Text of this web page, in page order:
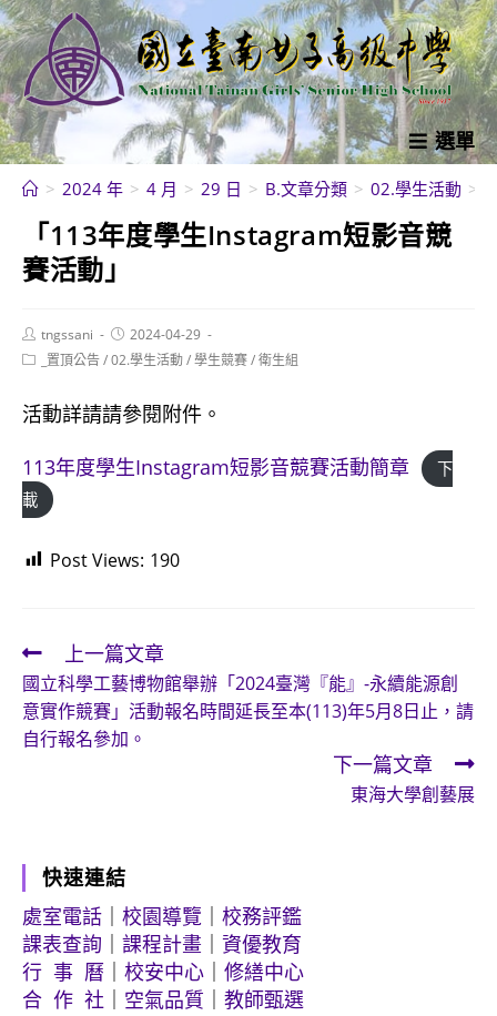
跳
轉
至
主
要
內
選單
> 2024 年 > 4 月 > 29 日 > B.文章分類 > 02.學生活動 >
「113年度學生Instagram短影音競
賽活動」
Post
author:
tngssani
Post
published:
2024-04-29
Post _置頂公告/02.學生活動/學生競賽/衛生組
活動詳請請參閱附件。
113年度學生Instagram短影音競賽活動簡章
下
載
Post Views: 190
Read
more
articles
上一篇文章
國立科學工藝博物館舉辦「2024臺灣『能』-永續能源創
意實作競賽」活動報名時間延長至本(113)年5月8日止，請
自行報名參加。
下一篇文章
東海大學創藝展
快速連結
處室電話
校園導覽
校務評鑑
課表查詢
課程計畫
資優教育
行 事 曆
校安中心
修繕中心
合 作 社
空氣品質 教師甄選